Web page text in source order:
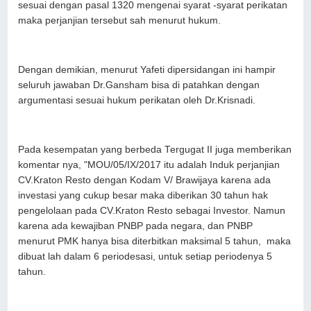
sesuai dengan pasal 1320 mengenai syarat -syarat perikatan
maka perjanjian tersebut sah menurut hukum.
Dengan demikian, menurut Yafeti dipersidangan ini hampir
seluruh jawaban Dr.Gansham bisa di patahkan dengan
argumentasi sesuai hukum perikatan oleh Dr.Krisnadi.
Pada kesempatan yang berbeda Tergugat II juga memberikan
komentar nya, "MOU/05/IX/2017 itu adalah Induk perjanjian
CV.Kraton Resto dengan Kodam V/ Brawijaya karena ada
investasi yang cukup besar maka diberikan 30 tahun hak
pengelolaan pada CV.Kraton Resto sebagai Investor. Namun
karena ada kewajiban PNBP pada negara, dan PNBP
menurut PMK hanya bisa diterbitkan maksimal 5 tahun, maka
dibuat lah dalam 6 periodesasi, untuk setiap periodenya 5
tahun.